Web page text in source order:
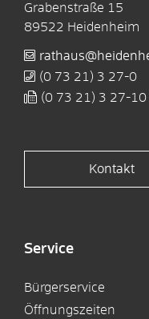
Grabenstraße 15
89522 Heidenheim
(0 73 21) 3 27-0
(0 73 21) 3 27-10
Kontakt
Service
Bürgerservice
Öffnungszeiten